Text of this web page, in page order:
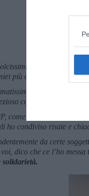
“
più cari e affettuosi
crocerossini... vi
contributo nella
come simpaticamente la
ho condiviso risate e
da certe
dico che ce l’ho
solidarietà.